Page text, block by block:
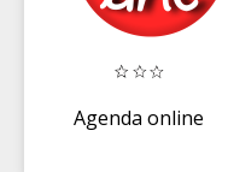
Agenda online